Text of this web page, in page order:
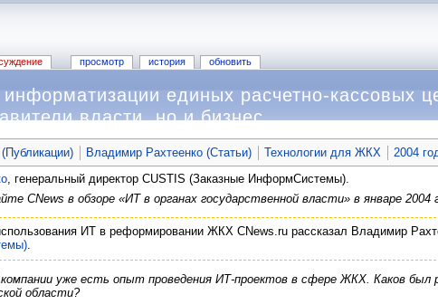
просмотр история обновить
единых расчетно-кассовых
власти, но и бизнес
Владимир Рахтеенко (Статьи) Технологии для ЖКХ 2004
, генеральный директор CUSTIS (Заказные ИнформСистемы).
CNews в обзоре «ИТ в органах государственной власти» в январе 2004
ИТ в реформировании ЖКХ CNews.ru рассказал Владимир
.
уже есть опыт проведения ИТ-проектов в сфере ЖКХ. Каков
области?